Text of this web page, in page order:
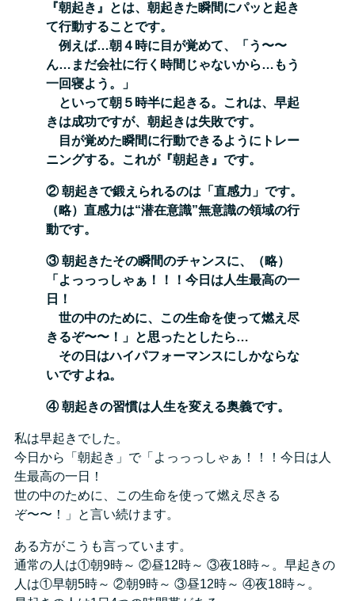
『朝起き』とは、朝起きた瞬間にパッと起き
て行動することです。
例えば…朝４時に目が覚めて、「う〜〜
ん…まだ会社に行く時間じゃないから…もう
一回寝よう。」
といって朝５時半に起きる。これは、早起
きは成功ですが、朝起きは失敗です。
目が覚めた瞬間に行動できるようにトレー
ニングする。これが『朝起き』です。
② 朝起きで鍛えられるのは「直感力」です。
（略）直感力は“潜在意識”無意識の領域の行
動です。
③ 朝起きたその瞬間のチャンスに、（略）
「よっっっしゃぁ！！！今日は人生最高の一
日！
世の中のために、この生命を使って燃え尽
きるぞ〜〜！」と思ったとしたら…
その日はハイパフォーマンスにしかならな
いですよね。
④ 朝起きの習慣は人生を変える奥義です。
私は早起きでした。
今日から「朝起き」で「よっっっしゃぁ！！！今日は人
生最高の一日！
世の中のために、この生命を使って燃え尽きる
ぞ〜〜！」と言い続けます。
ある方がこうも言っています。
通常の人は①朝9時～ ②昼12時～ ③夜18時～。早起きの
人は①早朝5時～ ②朝9時～ ③昼12時～ ④夜18時～。